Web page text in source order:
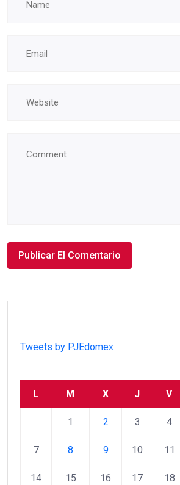
Tweets by PJEdomex
L M X J V
1 2 3 4
7 8 9 10 11
14 15 16 17 18